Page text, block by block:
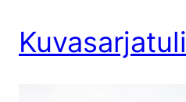
sisältöönKuvasarjatuli